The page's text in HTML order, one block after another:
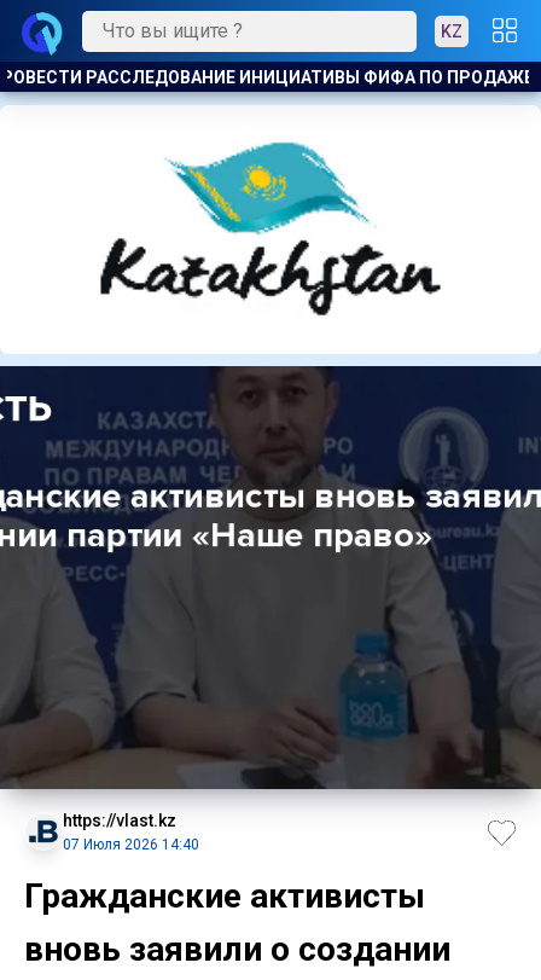
KZ
ПРОДАЖЕ КОММЕРЧЕСКИХ ПРАВ НА ЧМ ЖИЗНЬ ЗА
https://vlast.kz
07 Июля 2026 14:40
Гражданские активисты
вновь заявили о создании